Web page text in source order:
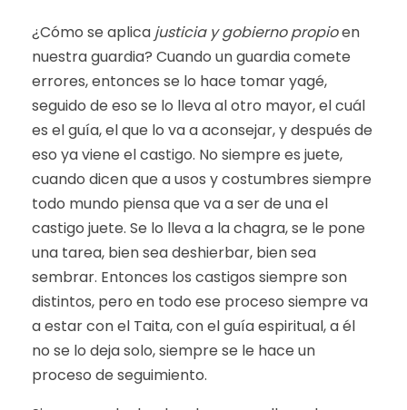
¿Cómo se aplica justicia y gobierno propioen
nuestra guardia? Cuando un guardia comete
errores, entonces se lo hace tomar yagé,
seguido de eso se lo lleva al otro mayor, el cuál
es el guía, el que lo va a aconsejar, y después de
eso ya viene el castigo. No siempre es juete,
cuando dicen que a usos y costumbres siempre
todo mundo piensa que va a ser de una el
castigo juete. Se lo lleva a la chagra, se le pone
una tarea, bien sea deshierbar, bien sea
sembrar. Entonces los castigos siempre son
distintos, pero en todo ese proceso siempre va
a estar con el Taita, con el guía espiritual, a él
no se lo deja solo, siempre se le hace un
proceso de seguimiento.